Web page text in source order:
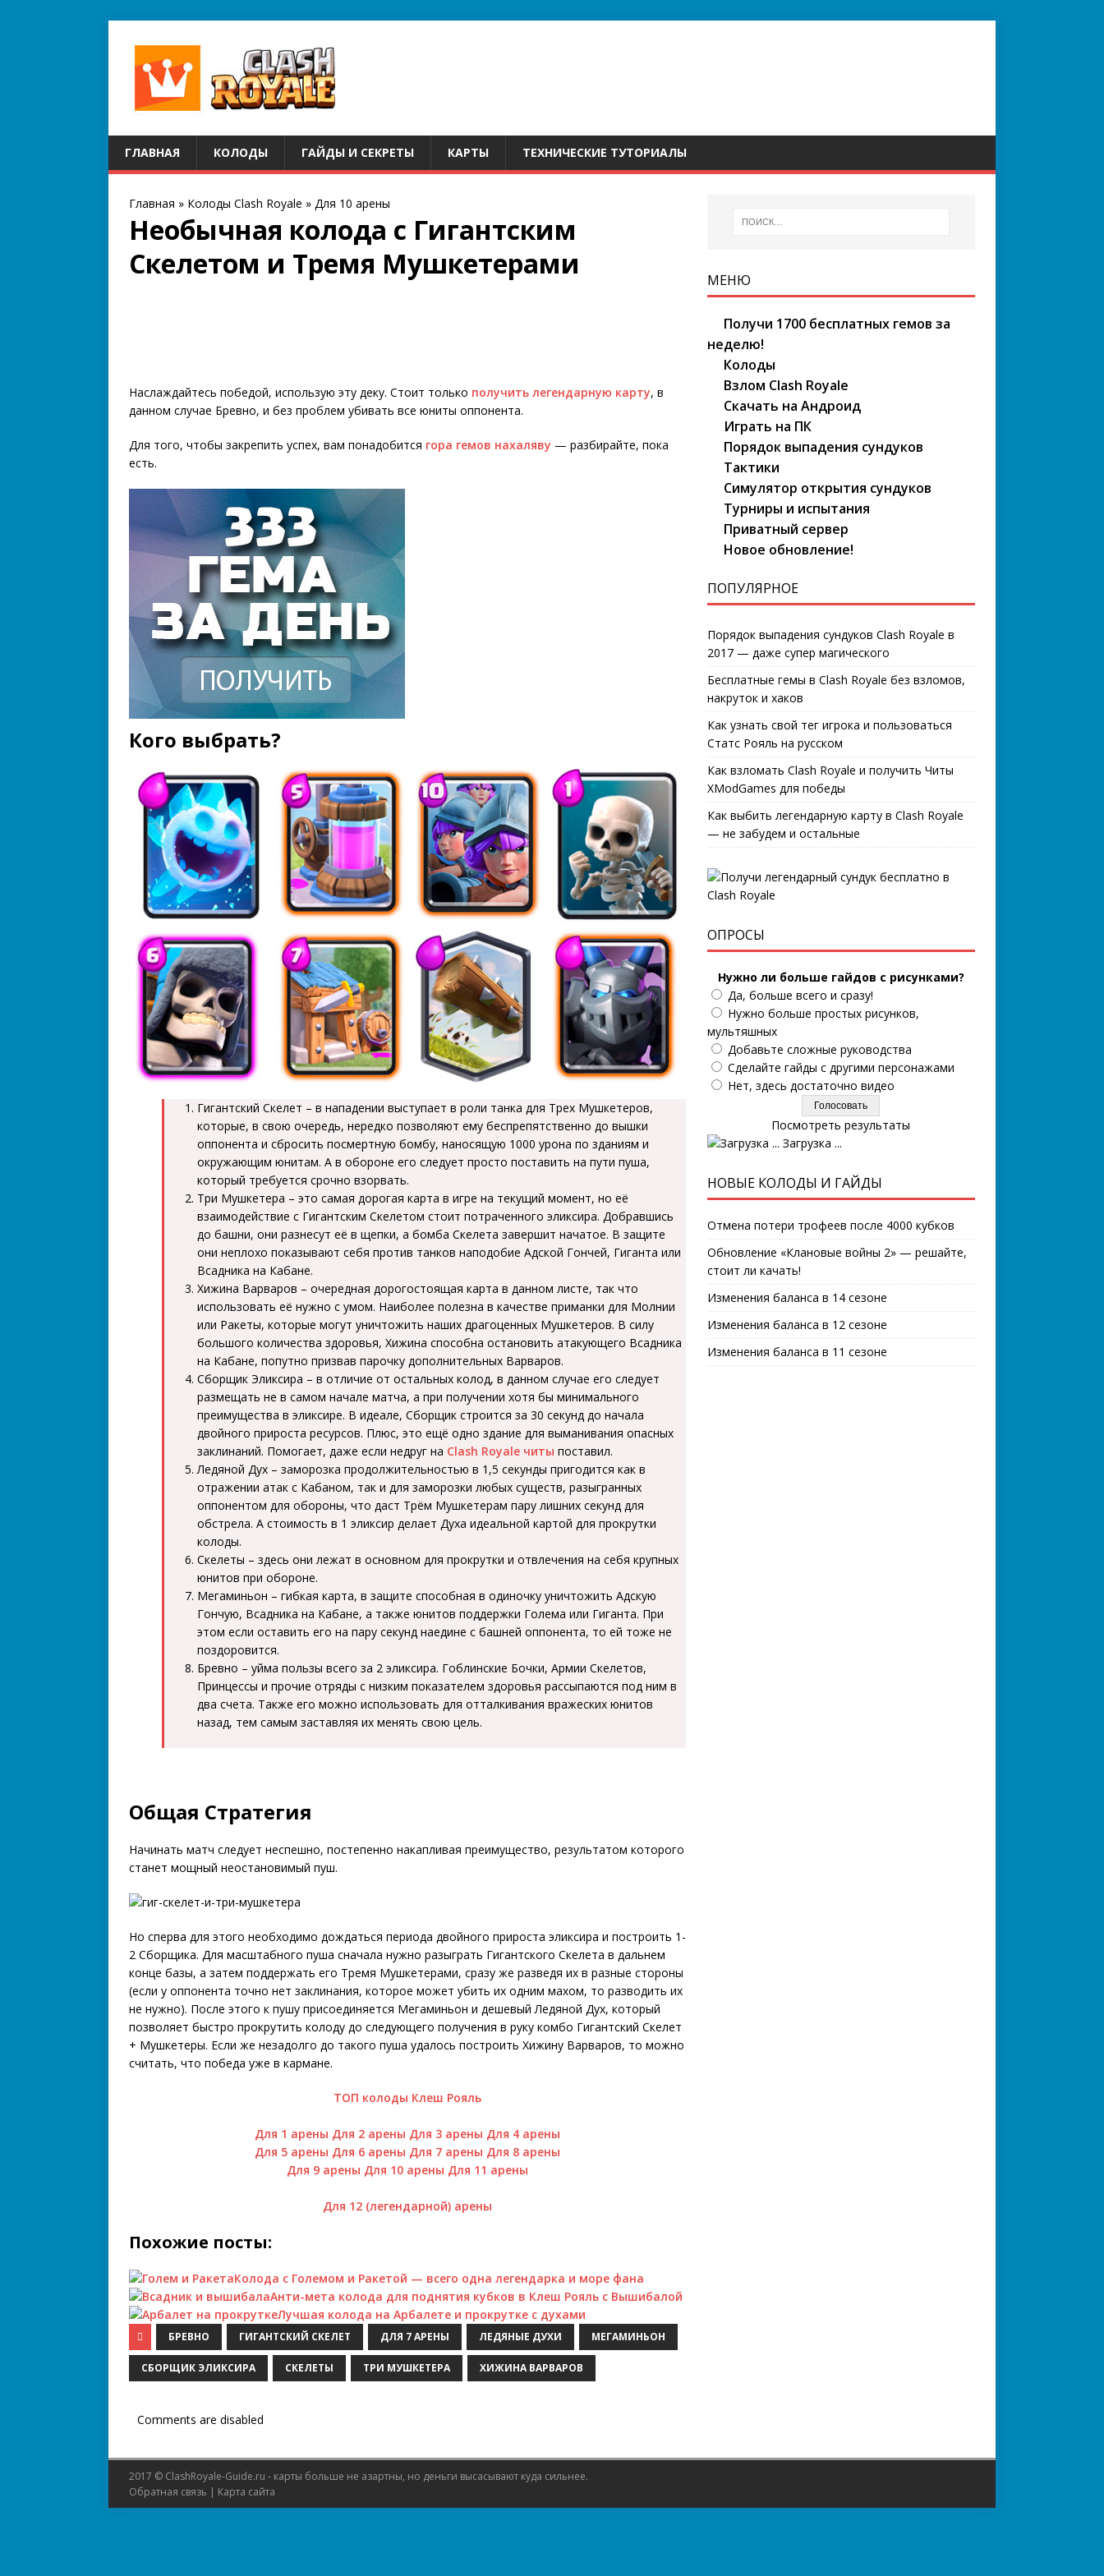
ГЛАВНАЯ КОЛОДЫ ГАЙДЫ И СЕКРЕТЫ КАРТЫ ТЕХНИЧЕСКИЕ ТУТОРИАЛЫ
Главная » Колоды Clash Royale » Для 10 арены
Необычная колода с Гигантским
Скелетом и Тремя Мушкетерами
Наслаждайтесь победой, использую эту деку. Стоит только получить легендарную карту, в
данном случае Бревно, и без проблем убивать все юниты оппонента.
Для того, чтобы закрепить успех, вам понадобится гора гемов нахаляву — разбирайте, пока
есть.
Кого выбрать?
Гигантский Скелет – в нападении выступает в роли танка для Трех Мушкетеров,
которые, в свою очередь, нередко позволяют ему беспрепятственно до вышки
оппонента и сбросить посмертную бомбу, наносящую 1000 урона по зданиям и
окружающим юнитам. А в обороне его следует просто поставить на пути пуша,
который требуется срочно взорвать.
Три Мушкетера – это самая дорогая карта в игре на текущий момент, но её
взаимодействие с Гигантским Скелетом стоит потраченного эликсира. Добравшись
до башни, они разнесут её в щепки, а бомба Скелета завершит начатое. В защите
они неплохо показывают себя против танков наподобие Адской Гончей, Гиганта или
Всадника на Кабане.
Хижина Варваров – очередная дорогостоящая карта в данном листе, так что
использовать её нужно с умом. Наиболее полезна в качестве приманки для Молнии
или Ракеты, которые могут уничтожить наших драгоценных Мушкетеров. В силу
большого количества здоровья, Хижина способна остановить атакующего Всадника
на Кабане, попутно призвав парочку дополнительных Варваров.
Сборщик Эликсира – в отличие от остальных колод, в данном случае его следует
размещать не в самом начале матча, а при получении хотя бы минимального
преимущества в эликсире. В идеале, Сборщик строится за 30 секунд до начала
двойного прироста ресурсов. Плюс, это ещё одно здание для выманивания опасных
заклинаний. Помогает, даже если недруг на Clash Royale читы поставил.
Ледяной Дух – заморозка продолжительностью в 1,5 секунды пригодится как в
отражении атак с Кабаном, так и для заморозки любых существ, разыгранных
оппонентом для обороны, что даст Трём Мушкетерам пару лишних секунд для
обстрела. А стоимость в 1 эликсир делает Духа идеальной картой для прокрутки
колоды.
Скелеты – здесь они лежат в основном для прокрутки и отвлечения на себя крупных
юнитов при обороне.
Мегаминьон – гибкая карта, в защите способная в одиночку уничтожить Адскую
Гончую, Всадника на Кабане, а также юнитов поддержки Голема или Гиганта. При
этом если оставить его на пару секунд наедине с башней оппонента, то ей тоже не
поздоровится.
Бревно – уйма пользы всего за 2 эликсира. Гоблинские Бочки, Армии Скелетов,
Принцессы и прочие отряды с низким показателем здоровья рассыпаются под ним в
два счета. Также его можно использовать для отталкивания вражеских юнитов
назад, тем самым заставляя их менять свою цель.
Общая Стратегия
Начинать матч следует неспешно, постепенно накапливая преимущество, результатом которого
станет мощный неостановимый пуш.
Но сперва для этого необходимо дождаться периода двойного прироста эликсира и построить 1-
2 Сборщика. Для масштабного пуша сначала нужно разыграть Гигантского Скелета в дальнем
конце базы, а затем поддержать его Тремя Мушкетерами, сразу же разведя их в разные стороны
(если у оппонента точно нет заклинания, которое может убить их одним махом, то разводить их
не нужно). После этого к пушу присоединяется Мегаминьон и дешевый Ледяной Дух, который
позволяет быстро прокрутить колоду до следующего получения в руку комбо Гигантский Скелет
+ Мушкетеры. Если же незадолго до такого пуша удалось построить Хижину Варваров, то можно
считать, что победа уже в кармане.
ТОП колоды Клеш Рояль
Для 1 арены Для 2 арены Для 3 арены Для 4 арены
Для 5 арены Для 6 арены Для 7 арены Для 8 арены
Для 9 арены Для 10 арены Для 11 арены
Для 12 (легендарной) арены
Похожие посты:
Колода с Големом и Ракетой — всего одна легендарка и море фана
Анти-мета колода для поднятия кубков в Клеш Рояль с Вышибалой
Лучшая колода на Арбалете и прокрутке с духами
БРЕВНО ГИГАНТСКИЙ СКЕЛЕТ ДЛЯ 7 АРЕНЫ ЛЕДЯНЫЕ ДУХИ МЕГАМИНЬОН
СБОРЩИК ЭЛИКСИРА СКЕЛЕТЫ ТРИ МУШКЕТЕРА ХИЖИНА ВАРВАРОВ
Comments are disabled
МЕНЮ
Получи 1700 бесплатных гемов за
неделю!
Колоды
Взлом Clash Royale
Скачать на Андроид
Играть на ПК
Порядок выпадения сундуков
Тактики
Симулятор открытия сундуков
Турниры и испытания
Приватный сервер
Новое обновление!
ПОПУЛЯРНОЕ
Порядок выпадения сундуков Clash Royale в
2017 — даже супер магического
Бесплатные гемы в Clash Royale без взломов,
накруток и хаков
Как узнать свой тег игрока и пользоваться
Статс Рояль на русском
Как взломать Clash Royale и получить Читы
XModGames для победы
Как выбить легендарную карту в Clash Royale
— не забудем и остальные
ОПРОСЫ
Нужно ли больше гайдов с рисунками?
Да, больше всего и сразу!
Нужно больше простых рисунков,
мультяшных
Добавьте сложные руководства
Сделайте гайды с другими персонажами
Нет, здесь достаточно видео
Посмотреть результаты
Загрузка ...
НОВЫЕ КОЛОДЫ И ГАЙДЫ
Отмена потери трофеев после 4000 кубков
Обновление «Клановые войны 2» — решайте,
стоит ли качать!
Изменения баланса в 14 сезоне
Изменения баланса в 12 сезоне
Изменения баланса в 11 сезоне
2017 © ClashRoyale-Guide.ru - карты больше не азартны, но деньги высасывают куда сильнее.
Обратная связь | Карта сайта